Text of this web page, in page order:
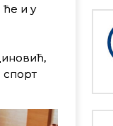
ће и у